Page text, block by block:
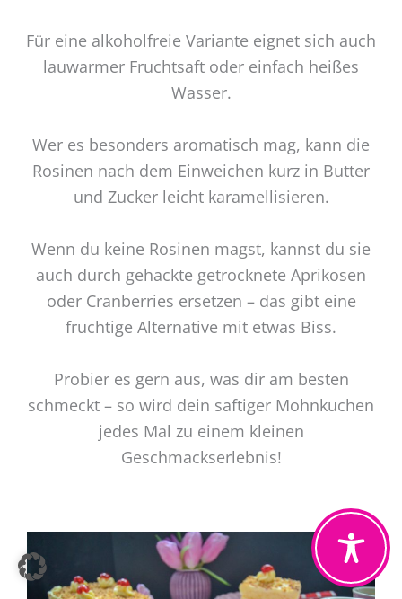
Für eine alkoholfreie Variante eignet sich auch
lauwarmer Fruchtsaft oder einfach heißes
Wasser.
Wer es besonders aromatisch mag, kann die
Rosinen nach dem Einweichen kurz in Butter
und Zucker leicht karamellisieren.
Wenn du keine Rosinen magst, kannst du sie
auch durch gehackte getrocknete Aprikosen
oder Cranberries ersetzen – das gibt eine
fruchtige Alternative mit etwas Biss.
Probier es gern aus, was dir am besten
schmeckt – so wird dein saftiger Mohnkuchen
jedes Mal zu einem kleinen
Geschmackserlebnis!